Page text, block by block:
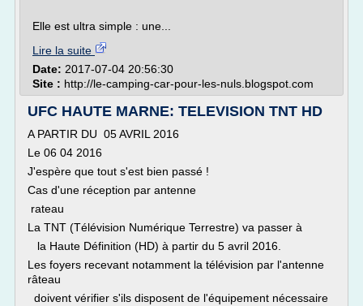
Elle est ultra simple : une...
Lire la suite
Date: 2017-07-04 20:56:30
Site : http://le-camping-car-pour-les-nuls.blogspot.com
UFC HAUTE MARNE: TELEVISION TNT HD
A PARTIR DU 05 AVRIL 2016
Le 06 04 2016
J'espère que tout s'est bien passé !
Cas d'une réception par antenne
rateau
La TNT (Télévision Numérique Terrestre) va passer à
la Haute Définition (HD) à partir du 5 avril 2016.
Les foyers recevant notamment la télévision par l'antenne
râteau
doivent vérifier s'ils disposent de l'équipement nécessaire